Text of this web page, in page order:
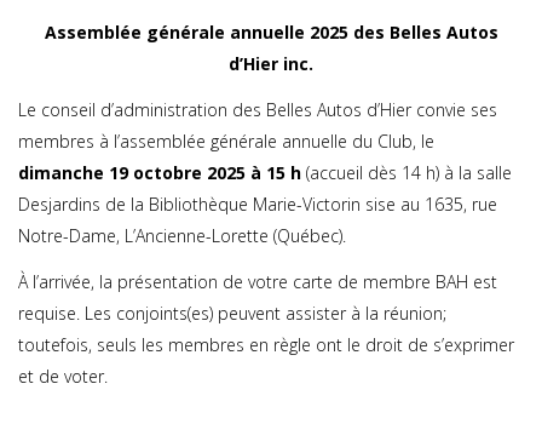
Assemblée générale annuelle 2025 des Belles Autos
d’Hier inc.
Le conseil d’administration des Belles Autos d’Hier convie ses
membres à l’assemblée générale annuelle du Club, le
dimanche 19 octobre 2025 à 15 h (accueil dès 14 h) à la salle
Desjardins de la Bibliothèque Marie-Victorin sise au 1635, rue
Notre-Dame, L’Ancienne-Lorette (Québec).
À l’arrivée, la présentation de votre carte de membre BAH est
requise. Les conjoints(es) peuvent assister à la réunion;
toutefois, seuls les membres en règle ont le droit de s’exprimer
et de voter.